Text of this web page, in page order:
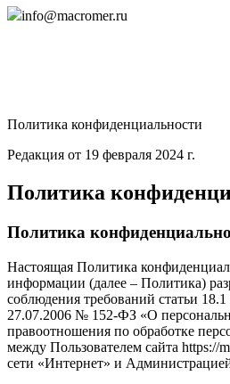
info@macromer.ru
Политика конфиденциальности
Редакция от 19 февраля 2024 г.
Политика
Политика
Настоящая Политика
информации (далее – Политика)
соблюдения требований статьи
27.07.2006 № 152-ФЗ «О
правоотношения по обработке
между Пользователем сайта https://
сети «Интернет» и